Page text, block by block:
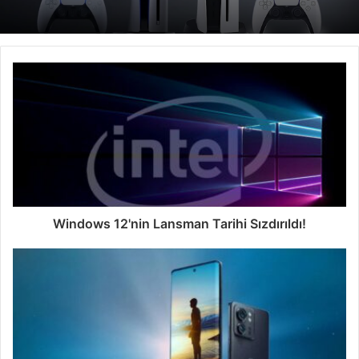
Windows 12'nin Lansman Tarihi Sızdırıldı!